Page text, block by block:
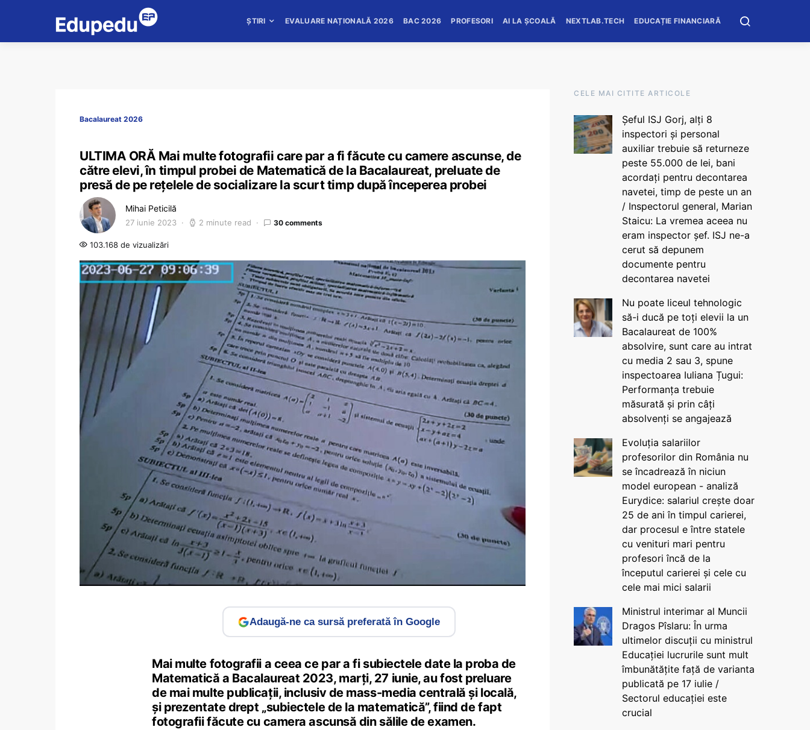
ȘTIRI EVALUARE NAȚIONALĂ 2026 BAC 2026 PROFESORI AI LA ȘCOALĂ NEXTLAB.TECH EDUCAȚIE FINANCIARĂ
Bacalaureat 2026
ULTIMA ORĂ Mai multe fotografii care par a fi făcute cu camere ascunse, de
către elevi, în timpul probei de Matematică de la Bacalaureat, preluate de
presă de pe rețelele de socializare la scurt timp după începerea probei
Mihai Peticilă
27 iunie 2023 2 minute read 30 comments
103.168 de vizualizări
Adaugă-ne ca sursă preferată în Google
Mai multe fotografii a ceea ce par a fi subiectele date la proba de
Matematică a Bacalaureat 2023, marți, 27 iunie, au fost preluare
de mai multe publicații, inclusiv de mass-media centrală și locală,
și prezentate drept „subiectele de la matematică”, fiind de fapt
fotografii făcute cu camera ascunsă din sălile de examen.
CELE MAI CITITE ARTICOLE
Șeful ISJ Gorj, alți 8
inspectori și personal
auxiliar trebuie să returneze
peste 55.000 de lei, bani
acordați pentru decontarea
navetei, timp de peste un an
/ Inspectorul general, Marian
Staicu: La vremea aceea nu
eram inspector șef. ISJ ne-a
cerut să depunem
documente pentru
decontarea navetei
Nu poate liceul tehnologic
să-i ducă pe toți elevii la un
Bacalaureat de 100%
absolvire, sunt care au intrat
cu media 2 sau 3, spune
inspectoarea Iuliana Țugui:
Performanța trebuie
măsurată și prin câți
absolvenți se angajează
Evoluția salariilor
profesorilor din România nu
se încadrează în niciun
model european - analiză
Eurydice: salariul crește doar
25 de ani în timpul carierei,
dar procesul e între statele
cu venituri mari pentru
profesori încă de la
începutul carierei și cele cu
cele mai mici salarii
Ministrul interimar al Muncii
Dragos Pîslaru: În urma
ultimelor discuții cu ministrul
Educației lucrurile sunt mult
îmbunătățite față de varianta
publicată pe 17 iulie /
Sectorul educației este
crucial